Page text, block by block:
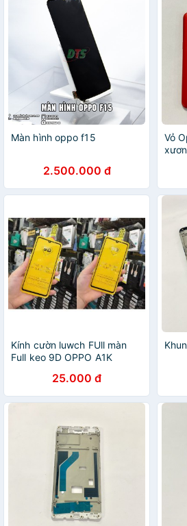
Màn hình oppo f15
2.500.000 đ
Vỏ
Kính cườn luwch FUll màn
Full keo 9D OPPO A1K
25.000 đ